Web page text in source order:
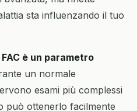
sta influenzando il tuo
FAC è un parametro
un normale
esami più complessi
può ottenerlo facilmente